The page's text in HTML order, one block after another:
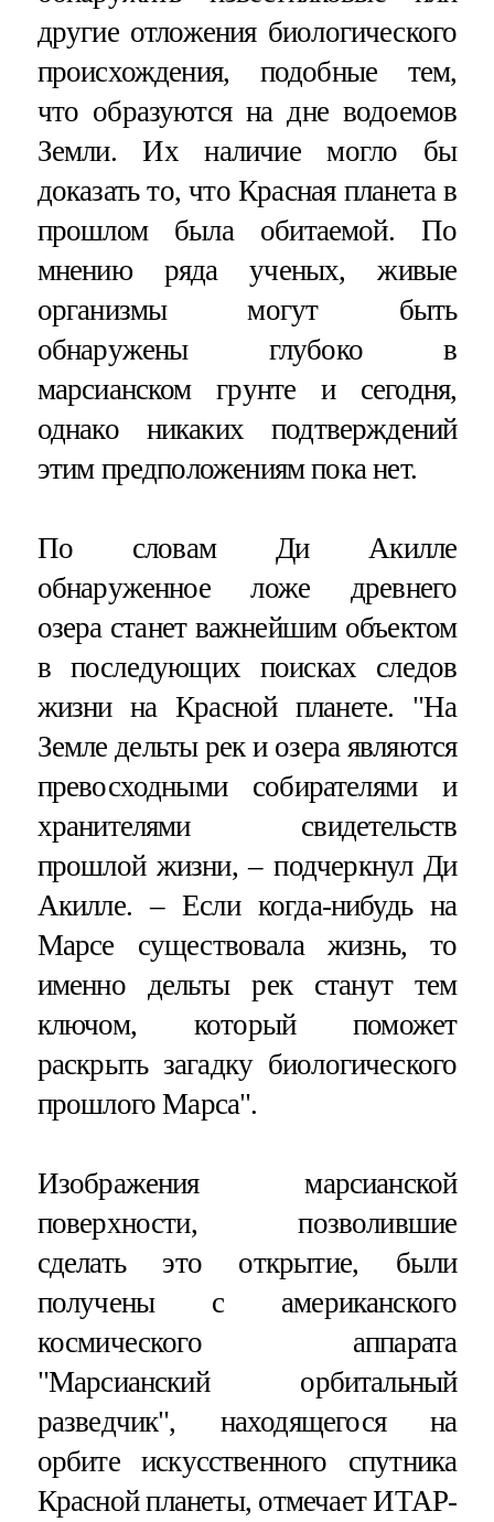
другие отложения биологического
происхождения, подобные тем,
что образуются на дне водоемов
Земли. Их наличие могло бы
доказать то, что Красная планета в
прошлом была обитаемой. По
мнению ряда ученых, живые
организмы могут быть
обнаружены глубоко в
марсианском грунте и сегодня,
однако никаких подтверждений
этим предположениям пока нет.
По словам Ди Акилле
обнаруженное ложе древнего
озера станет важнейшим объектом
в последующих поисках следов
жизни на Красной планете. "На
Земле дельты рек и озера являются
превосходными собирателями и
хранителями свидетельств
прошлой жизни, – подчеркнул Ди
Акилле. – Если когда-нибудь на
Марсе существовала жизнь, то
именно дельты рек станут тем
ключом, который поможет
раскрыть загадку биологического
прошлого Марса".
Изображения марсианской
поверхности, позволившие
сделать это открытие, были
получены с американского
космического аппарата
"Марсианский орбитальный
разведчик", находящегося на
орбите искусственного спутника
Красной планеты, отмечает ИТАР-